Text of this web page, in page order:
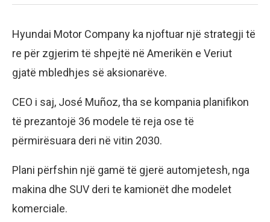
Hyundai Motor Company ka njoftuar një strategji të
re për zgjerim të shpejtë në Amerikën e Veriut
gjatë mbledhjes së aksionarëve.
CEO i saj, José Muñoz, tha se kompania planifikon
të prezantojë 36 modele të reja ose të
përmirësuara deri në vitin 2030.
Plani përfshin një gamë të gjerë automjetesh, nga
makina dhe SUV deri te kamionët dhe modelet
komerciale.